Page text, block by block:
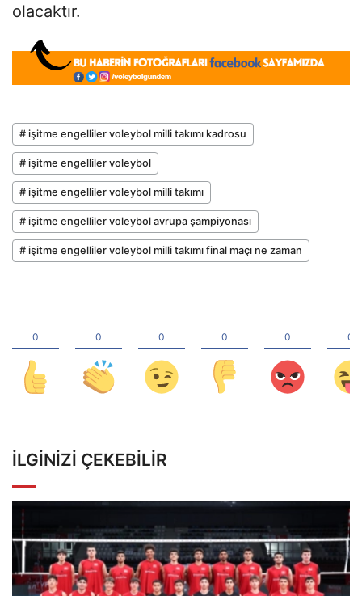
olacaktır.
# işitme engelliler voleybol milli takımı kadrosu
# işitme engelliler voleybol
# işitme engelliler voleybol milli takımı
# işitme engelliler voleybol avrupa şampiyonası
# işitme engelliler voleybol milli takımı final maçı ne zaman
İLGINIZI ÇEKEBILIR